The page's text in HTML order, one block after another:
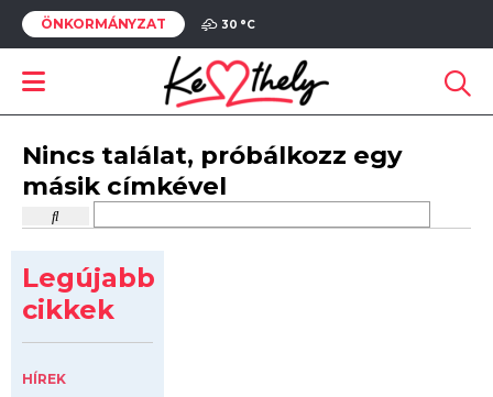
ÖNKORMÁNYZAT 30 °C
Nincs találat, próbálkozz egy
másik címkével
Legújabb
cikkek
HÍREK